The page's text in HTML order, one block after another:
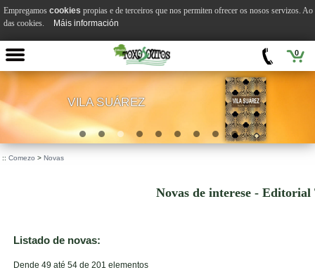
0
VILA SUÁREZ
:: Comezo > Novas
Novas de interese - Editorial
Listado de novas:
Dende 49 até 54 de 201 elementos
Empregamos cookies propias e de terceiros que nos permiten ofrecer os nosos servizos.
das cookies.
Máis información